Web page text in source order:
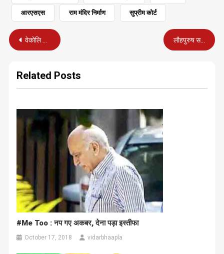
आरएसएस राम मंदिर निर्माण सुप्रीम कोर्ट
Post
वेकोलि कर्मी सदाचार बरतें : सतर्कता जागरूकता सप्ताह पर सीएमडी का सन्देश लौहपुरुष सरदार पटेल की प्रतिमा ‘स्टैच्यू ऑफ यूनिटी’ देश को समर्पित
Related Posts
#Me Too : नप गए अकबर, देना पड़ा इस्तीफा
October 17, 2018 vidarbhaapla